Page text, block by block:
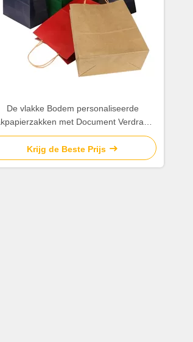
De vlakke Bodem personaliseerde
met Document Verdraaid
Koordhandvat
Krijg de Beste Prijs